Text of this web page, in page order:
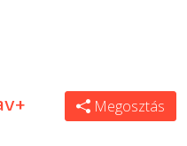
Megosztás